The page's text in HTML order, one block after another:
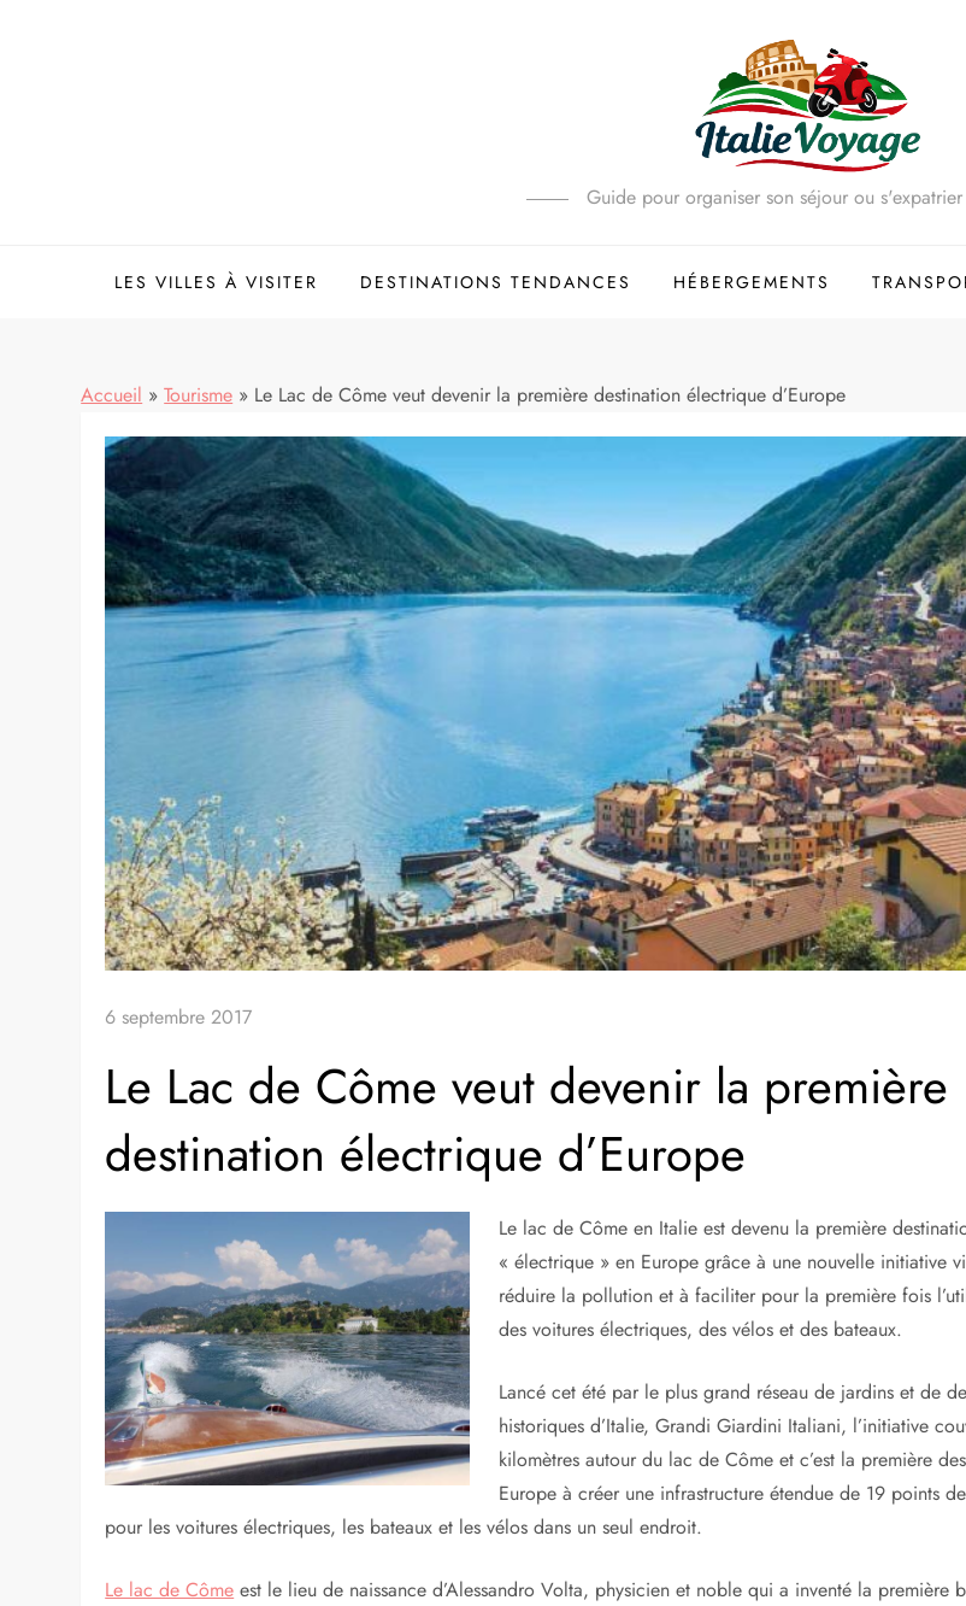
Guide pour organiser son séjour ou
LES VILLES À VISITER DESTINATIONS TENDANCES HÉBERGEMENTS
Accueil » Tourisme » Le Lac de Côme veut devenir la première destination électrique d’Europe
6 septembre 2017
Le Lac de Côme veut devenir la première
destination électrique d’Europe
Le lac de Côme en Italie est devenu la première
« électrique » en Europe grâce à une nouvelle initiative
réduire la pollution et à faciliter pour la première fois
des voitures électriques, des vélos et des bateaux.
Lancé cet été par le plus grand réseau de jardins et de
historiques d’Italie, Grandi Giardini Italiani, l’initiative
kilomètres autour du lac de Côme et c’est la première
Europe à créer une infrastructure étendue de 19 points
pour les voitures électriques, les bateaux et les vélos dans un seul endroit.
Le lac de Côme est le lieu de naissance d’Alessandro Volta, physicien et noble qui a inventé la première